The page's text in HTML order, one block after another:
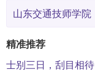
山东交通技师学院
精准推荐
士别三日，刮目相待